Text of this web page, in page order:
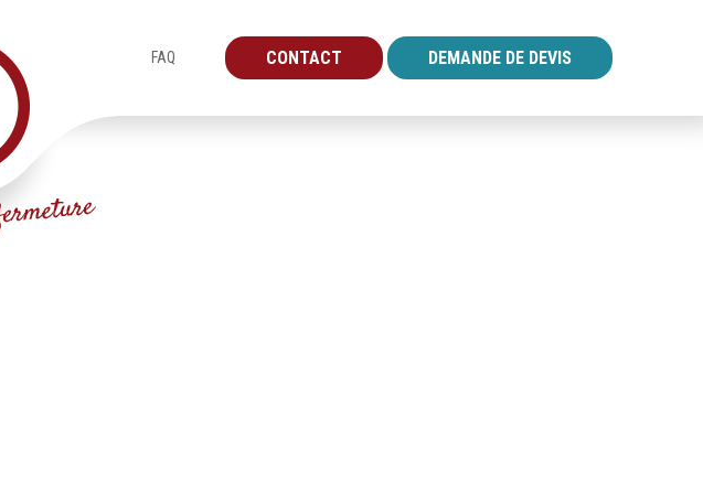
FAQ CONTACT DEMANDE DE DEVIS